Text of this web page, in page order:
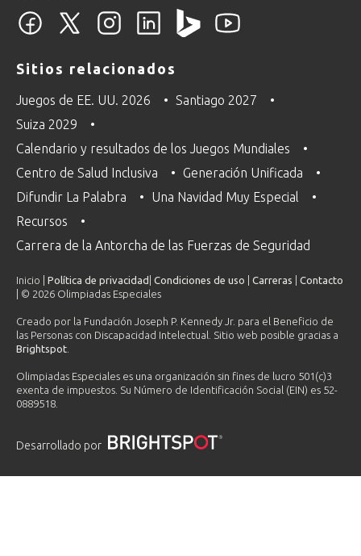
Sitios relacionados
Juegos de EE. UU. 2026
Santiago 2027
Suiza 2029
Calendario y resultados de los Juegos Mundiales
Centro de Salud Inclusiva
Generación Unificada
Difundir La Palabra
Una Navidad Muy Especial
Recursos
Carrera de la Antorcha de las Fuerzas de Seguridad
Inicio | Política de privacidad Condiciones de uso Carreras
Contacto
| © 2026 Olimpiadas Especiales
Creado por la Fundación Joseph P. Kennedy Jr. para el Beneficio de
las Personas con Discapacidad Intelectual. Sitio web posible gracias a
Brightspot
Olimpiadas Especiales es una organización sin fines de lucro 501(c)3
exenta de impuestos. Su Número de Identificación Social (EIN) es 52-
0889518.
Desarrollado por